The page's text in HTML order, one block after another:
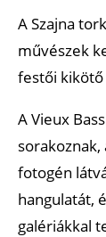
A Szajna
művészek
festői
A Vieux
fotogén
hangulatát,
galériákkal